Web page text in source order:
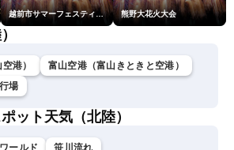
越前市サマーフェスティバル花火大会 熊野大花火大会
港）
富山空港（富山きときと空港）
場
ット天気（北陸）
ールド
笹川流れ